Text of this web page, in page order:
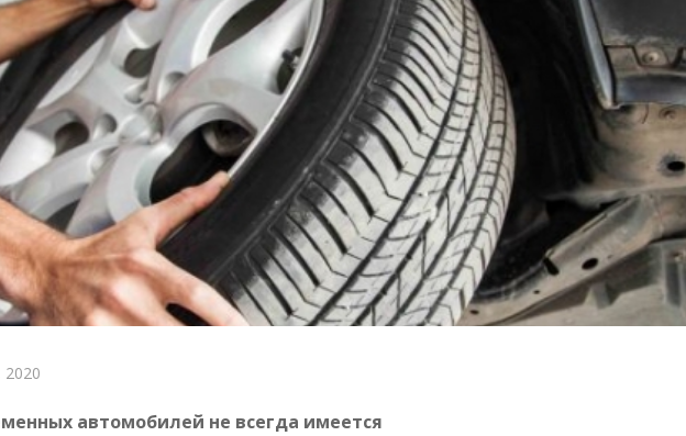
2020
автомобилей не всегда имеется